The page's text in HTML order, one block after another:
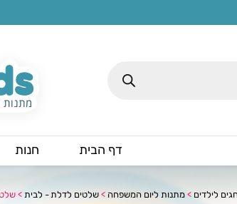
דף הבית חנות
לילדים > מתנות ליום המשפחה > שלטים לדלת - לבית > שלט